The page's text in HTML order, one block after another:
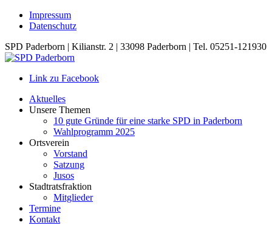
Impressum
Datenschutz
SPD Paderborn | Kilianstr. 2 | 33098 Paderborn | Tel. 05251-121930
Link zu Facebook
Aktuelles
Unsere Themen
10 gute Gründe für eine starke SPD in Paderborn
Wahlprogramm 2025
Ortsverein
Vorstand
Satzung
Jusos
Stadtratsfraktion
Mitglieder
Termine
Kontakt